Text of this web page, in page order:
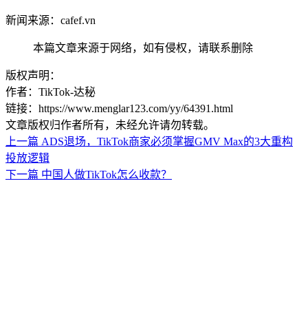
新闻来源：cafef.vn
本篇文章来源于网络，如有侵权，请联系删除
版权声明：
作者：TikTok-达秘
链接：https://www.menglar123.com/yy/64391.html
文章版权归作者所有，未经允许请勿转载。
上一篇 ADS退场，TikTok商家必须掌握GMV Max的3大重构
投放逻辑
下一篇 中国人做TikTok怎么收款？